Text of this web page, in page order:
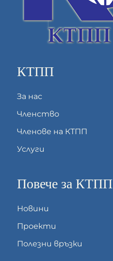
КТПП
За нас
Членство
Членове на КТПП
Услуги
Повече за КТПП
Новини
Проекти
Полезни връзки